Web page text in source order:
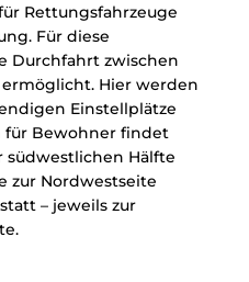
Rettungsfahrzeuge
Für diese
Durchfahrt zwischen
Hier werden
Einstellplätze
für Bewohner findet
südwestlichen Hälfte
zur Nordwestseite
– jeweils zur